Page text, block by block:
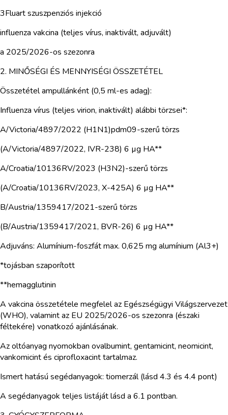
3Fluart szuszpenziós injekció
influenza vakcina (teljes vírus, inaktivált, adjuvált)
a 2025/2026-os szezonra
2. MINŐSÉGI ÉS MENNYISÉGI ÖSSZETÉTEL
Összetétel ampullánként (0,5 ml-es adag):
Influenza vírus (teljes virion, inaktivált) alábbi törzsei*:
A/Victoria/4897/2022 (H1N1)pdm09-szerű törzs
(A/Victoria/4897/2022, IVR-238) 6 µg HA**
A/Croatia/10136RV/2023 (H3N2)-szerű törzs
(A/Croatia/10136RV/2023, X-425A) 6 µg HA**
B/Austria/1359417/2021-szerű törzs
(B/Austria/1359417/2021, BVR-26) 6 µg HA**
Adjuváns: Alumínium-foszfát max. 0,625 mg alumínium (Al3+)
*tojásban szaporított
**hemagglutinin
A vakcina összetétele megfelel az Egészségügyi Világszervezet
(WHO), valamint az EU 2025/2026-os szezonra (északi
féltekére) vonatkozó ajánlásának.
Az oltóanyag nyomokban ovalbumint, gentamicint, neomicint,
vankomicint és ciprofloxacint tartalmaz.
Ismert hatású segédanyagok: tiomerzál (lásd 4.3 és 4.4 pont)
A segédanyagok teljes listáját lásd a 6.1 pontban.